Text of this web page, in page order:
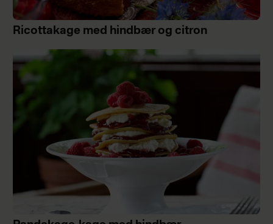
Ricottakage med hindbær og citron